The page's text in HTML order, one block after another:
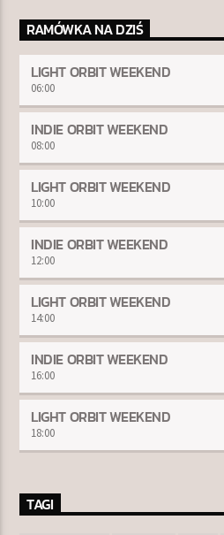
RAMÓWKA NA DZIŚ
LIGHT ORBIT WEEKEND
06:00
INDIE ORBIT WEEKEND
08:00
LIGHT ORBIT WEEKEND
10:00
INDIE ORBIT WEEKEND
12:00
LIGHT ORBIT WEEKEND
14:00
INDIE ORBIT WEEKEND
16:00
LIGHT ORBIT WEEKEND
18:00
TAGI